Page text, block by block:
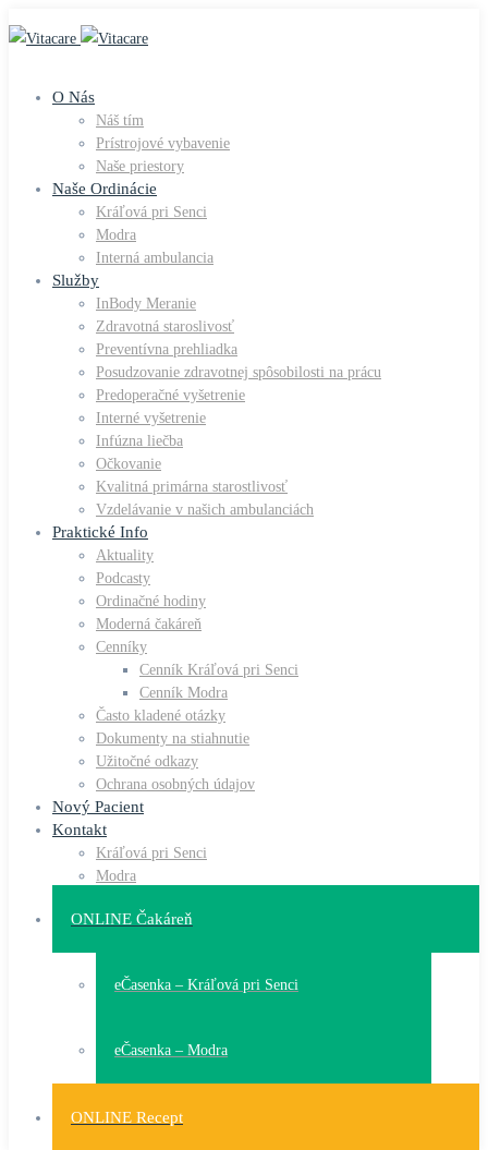
O Nás
Náš tím
Prístrojové vybavenie
Naše priestory
Naše Ordinácie
Kráľová pri Senci
Modra
Interná ambulancia
Služby
InBody Meranie
Zdravotná staroslivosť
Preventívna prehliadka
Posudzovanie zdravotnej spôsobilosti na prácu
Predoperačné vyšetrenie
Interné vyšetrenie
Infúzna liečba
Očkovanie
Kvalitná primárna starostlivosť
Vzdelávanie v našich ambulanciách
Praktické Info
Aktuality
Podcasty
Ordinačné hodiny
Moderná čakáreň
Cenníky
Cenník Kráľová pri Senci
Cenník Modra
Často kladené otázky
Dokumenty na stiahnutie
Užitočné odkazy
Ochrana osobných údajov
Nový Pacient
Kontakt
Kráľová pri Senci
Modra
ONLINE Čakáreň
eČasenka – Kráľová pri Senci
eČasenka – Modra
ONLINE Recept